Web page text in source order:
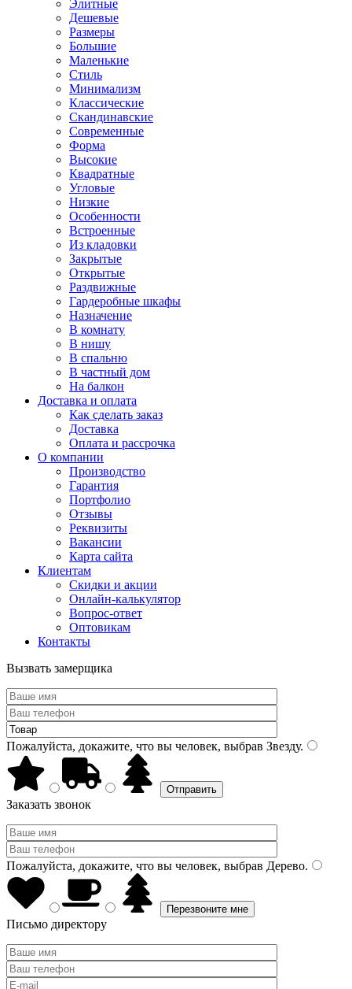
Элитные
Дешевые
Размеры
Большие
Маленькие
Стиль
Минимализм
Классические
Скандинавские
Современные
Форма
Высокие
Квадратные
Угловые
Низкие
Особенности
Встроенные
Из кладовки
Закрытые
Открытые
Раздвижные
Гардеробные шкафы
Назначение
В комнату
В нишу
В спальню
В частный дом
На балкон
Доставка и оплата
Как сделать заказ
Доставка
Оплата и рассрочка
О компании
Производство
Гарантия
Портфолио
Отзывы
Реквизиты
Вакансии
Карта сайта
Клиентам
Скидки и акции
Онлайн-калькулятор
Вопрос-ответ
Оптовикам
Контакты
Вызвать замерщика
Пожалуйста, докажите, что вы человек, выбрав Звезду.
Заказать звонок
Пожалуйста, докажите, что вы человек, выбрав Дерево.
Письмо директору